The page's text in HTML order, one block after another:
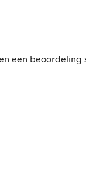
een beoordeling